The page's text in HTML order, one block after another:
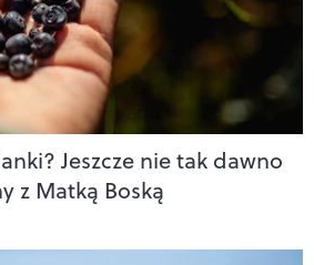
Jeszcze nie tak dawno
z Matką Boską